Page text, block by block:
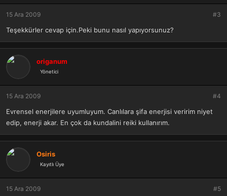
15 Ara 2009 #3
Teşekkürler cevap için.Peki bunu nasıl yapıyorsunuz?
origanum
Yönetici
15 Ara 2009 #4
Evrensel enerjilere uyumluyum. Canlılara şifa enerjisi veririm niyet
edip, enerji akar. En çok da kundalini reiki kullanırım.
Osiris
Kayıtlı Üye
15 Ara 2009 #5